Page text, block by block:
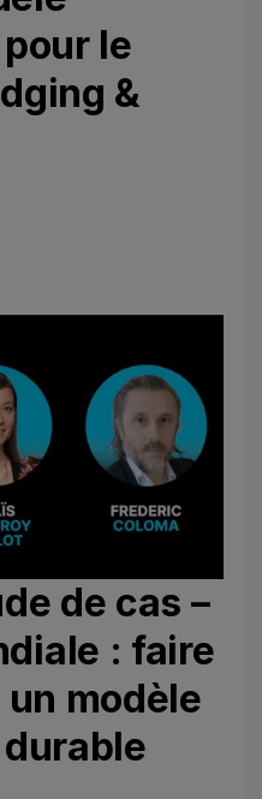
le
&
de cas –
: faire
un modèle